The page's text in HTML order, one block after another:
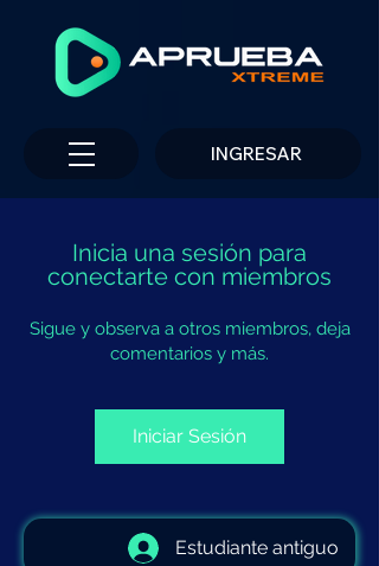
INGRESAR
Inicia una sesión para
conectarte con miembros
Sigue y observa a otros miembros, deja
comentarios y más.
Iniciar Sesión
Estudiante antiguo